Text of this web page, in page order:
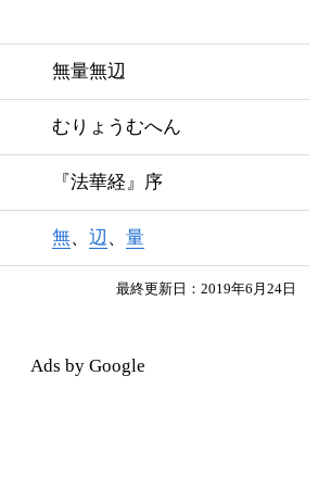
無量無辺
むりょうむへん
『法華経』序
無、 辺 、 量
最終更新日：2019年6月24日
Ads by Google